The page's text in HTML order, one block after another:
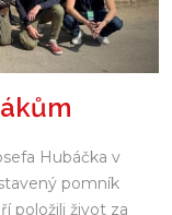
Hubáčka v
pomník
položili život za